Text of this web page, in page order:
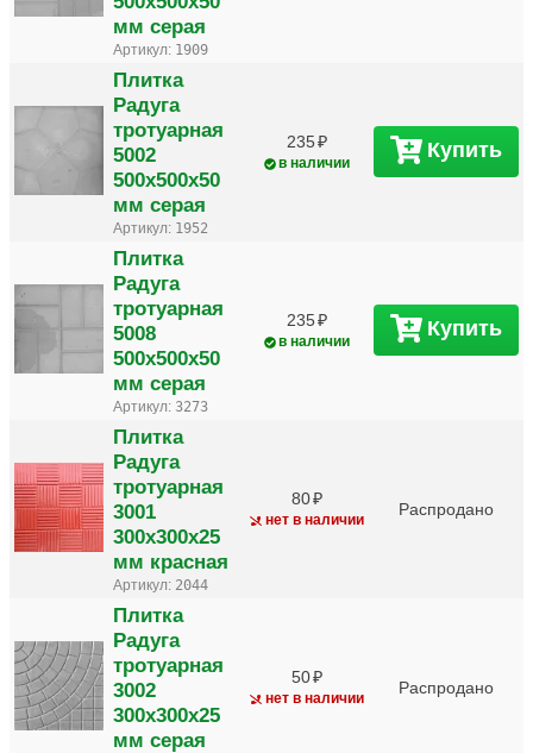
мм серая
Артикул: 1909
Плитка
Радуга
тротуарная
5002
500х500х50
мм серая
Артикул: 1952
235
в наличии
Купить
Плитка
Радуга
тротуарная
5008
500х500х50
мм серая
Артикул: 3273
235
в наличии
Купить
Плитка
Радуга
тротуарная
3001
300х300х25
мм красная
Артикул: 2044
80
нет в наличии
Распродано
Плитка
Радуга
тротуарная
3002
300х300х25
мм серая
50
нет в наличии
Распродано